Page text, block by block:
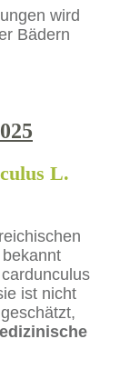
wird
Bädern
L.
ist nicht
geschätzt,